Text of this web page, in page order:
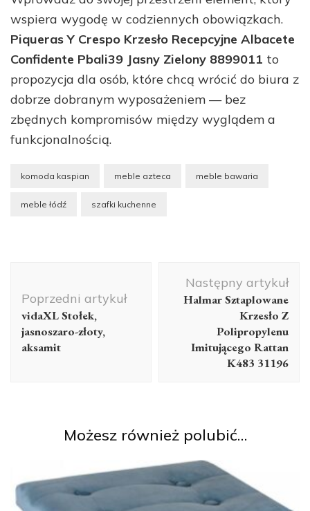
wspiera wygodę w codziennych obowiązkach.
Piqueras Y Crespo Krzesło Recepcyjne Albacete
Confidente Pbali39 Jasny Zielony 8899011 to
propozycja dla osób, które chcą wrócić do biura z
dobrze dobranym wyposażeniem — bez
zbędnych kompromisów między wyglądem a
funkcjonalnością.
komoda kaspian meble azteca meble bawaria
meble łódź szafki kuchenne
wpisu
Poprzedni artykuł
vidaXL Stołek,
jasnoszaro-złoty,
aksamit
Następny artykuł
Halmar Sztaplowane
Krzesło Z
Polipropylenu
Imitującego Rattan
K483 31196
Możesz również polubić…